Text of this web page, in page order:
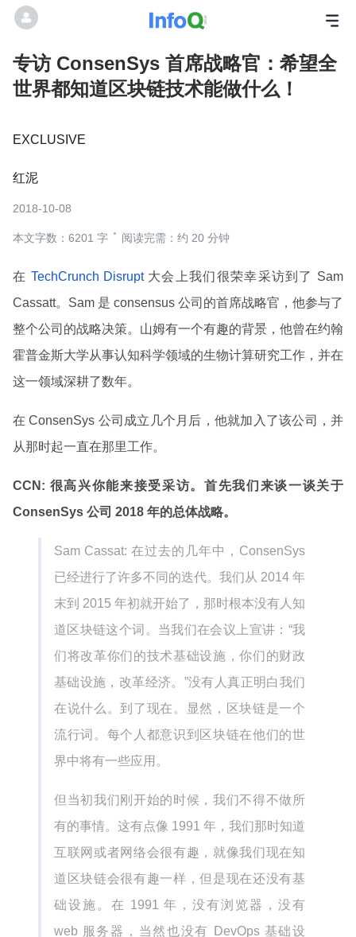
专访 ConsenSys 首席战略官：希望全
世界都知道区块链技术能做什么！
EXCLUSIVE
红泥
2018-10-08
本文字数：6201 字 阅读完需：约 20 分钟
在 TechCrunch Disrupt 大会上我们很荣幸采访到了 Sam
Cassatt。Sam 是 consensus 公司的首席战略官，他参与了
整个公司的战略决策。山姆有一个有趣的背景，他曾在约翰
霍普金斯大学从事认知科学领域的生物计算研究工作，并在
这一领域深耕了数年。
在 ConsenSys 公司成立几个月后，他就加入了该公司，并
从那时起一直在那里工作。
CCN: 很高兴你能来接受采访。首先我们来谈一谈关于
ConsenSys 公司 2018 年的总体战略。
Sam Cassat: 在过去的几年中，ConsenSys
已经进行了许多不同的迭代。我们从 2014 年
末到 2015 年初就开始了，那时根本没有人知
道区块链这个词。当我们在会议上宣讲：“我
们将改革你们的技术基础设施，你们的财政
基础设施，改革经济。”没有人真正明白我们
在说什么。到了现在。显然，区块链是一个
流行词。每个人都意识到区块链在他们的世
界中将有一些应用。
但当初我们刚开始的时候，我们不得不做所
有的事情。这有点像 1991 年，我们那时知道
互联网或者网络会很有趣，就像我们现在知
道区块链会很有趣一样，但是现在还没有基
础设施。在 1991 年，没有浏览器，没有
web 服务器，当然也没有 DevOps 基础设